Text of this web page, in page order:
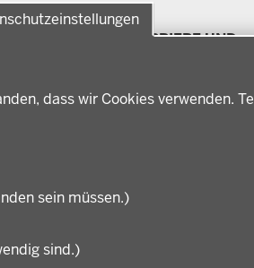
dass wir Cookies verwenden.
sein müssen.)
sind.)
KARRIERE UND
Ausbildung